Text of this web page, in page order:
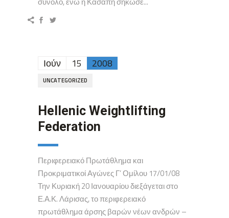
Ιούν 15 2008
UNCATEGORIZED
Hellenic Weightlifting
Federation
Περιφερειακό Πρωτάθλημα και
Προκριματικοί Αγώνες Γ’ Ομίλου 17/01/08
Την Κυριακή 20 Ιανουαρίου διεξάγεται στο
Ε.Α.Κ. Λάρισας, το περιφερειακό
πρωτάθλημα άρσης βαρών νέων ανδρών –